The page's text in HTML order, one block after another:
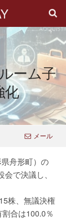
ーム子
化
メール
舟形町）の
で決議し、
株、無議決権
合は100.0％